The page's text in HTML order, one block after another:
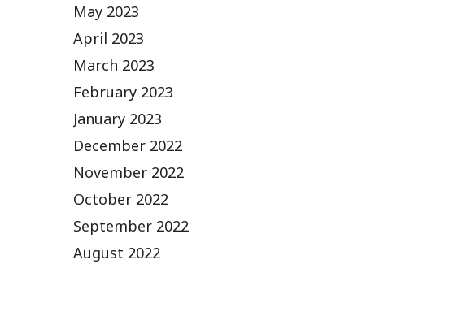
May 2023
April 2023
March 2023
February 2023
January 2023
December 2022
November 2022
October 2022
September 2022
August 2022